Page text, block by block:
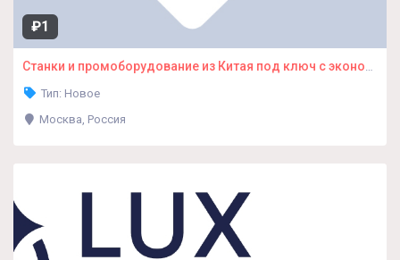
₽1
Станки и промоборудование из Китая под ключ с экономией 20%
Тип: Новое
Москва, Россия